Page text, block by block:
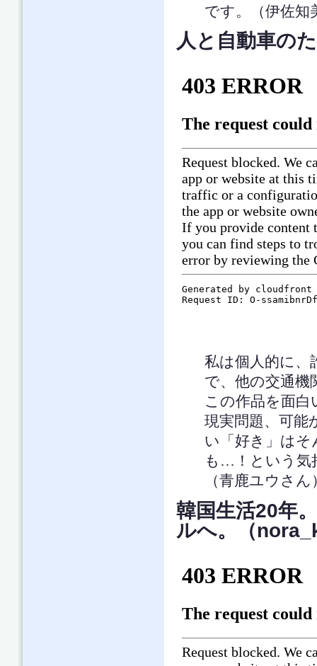
です。（伊佐知
人と自動車の
私は個人的に、
で、他の交通機
この作品を面
現実問題、可能
い「好き」は
も…！という気
（青鹿ユウさん
韓国生活20年
ルへ。（